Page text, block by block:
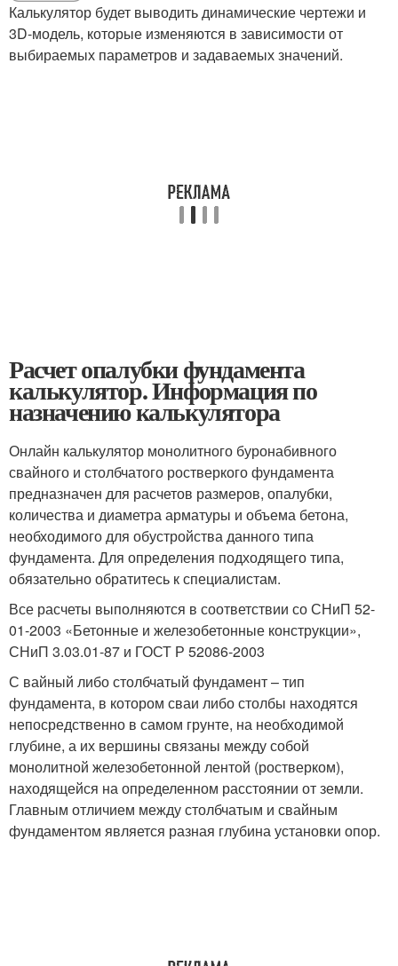
Калькулятор будет выводить динамические чертежи и
3D-модель, которые изменяются в зависимости от
выбираемых параметров и задаваемых значений.
Расчет опалубки фундамента
калькулятор. Информация по
назначению калькулятора
Онлайн калькулятор монолитного буронабивного
свайного и столбчатого ростверкого фундамента
предназначен для расчетов размеров, опалубки,
количества и диаметра арматуры и объема бетона,
необходимого для обустройства данного типа
фундамента. Для определения подходящего типа,
обязательно обратитесь к специалистам.
Все расчеты выполняются в соответствии со СНиП 52-
01-2003 «Бетонные и железобетонные конструкции»,
СНиП 3.03.01-87 и ГОСТ Р 52086-2003
С вайный либо столбчатый фундамент – тип
фундамента, в котором сваи либо столбы находятся
непосредственно в самом грунте, на необходимой
глубине, а их вершины связаны между собой
монолитной железобетонной лентой (ростверком),
находящейся на определенном расстоянии от земли.
Главным отличием между столбчатым и свайным
фундаментом является разная глубина установки опор.